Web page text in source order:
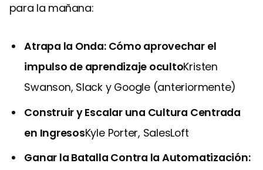
para la mañana:
Atrapa la Onda: Cómo aprovechar el
impulso de aprendizaje ocultoKristen
Swanson, Slack y Google (anteriormente)
Construir y Escalar una Cultura Centrada
en IngresosKyle Porter, SalesLoft
Ganar la Batalla Contra la Automatización: